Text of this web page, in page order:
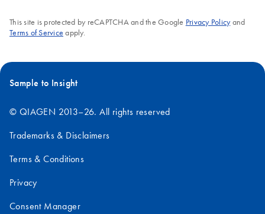
This site is protected by reCAPTCHA and the Google Privacy Policyand
Terms of Service apply.
Sample to Insight
© QIAGEN 2013–26. All rights reserved
Trademarks & Disclaimers
Terms & Conditions
Privacy
Consent Manager